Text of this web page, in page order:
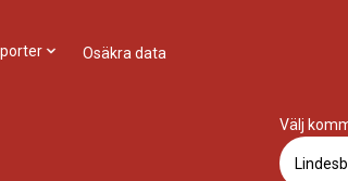
Osäkra data
Välj